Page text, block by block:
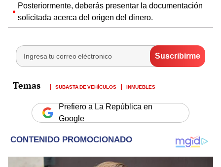
Posteriormente, deberás presentar la documentación
solicitada acerca del origen del dinero.
SUBASTA DE VEHÍCULOS INMUEBLES
Prefiero a La República en
Google